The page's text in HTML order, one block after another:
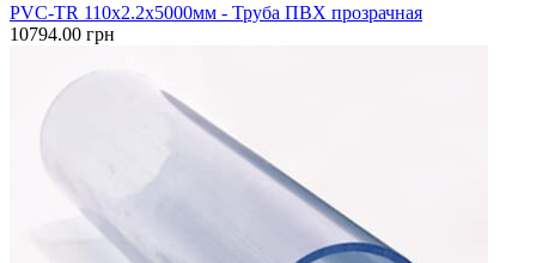
PVC-TR 110x2.2x5000мм - Труба ПВХ прозрачная
10794.00 грн